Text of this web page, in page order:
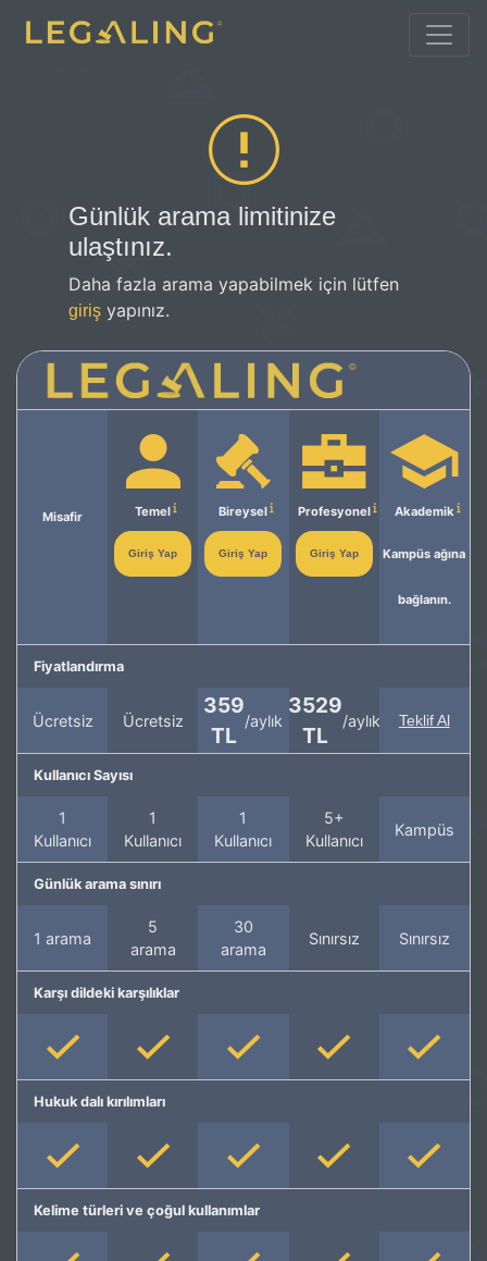
Günlük arama limitinize
ulaştınız.
Daha fazla arama yapabilmek için lütfen
giriş yapınız.
Misafir Temel
Giriş Yap
Bireysel
Giriş Yap
Profesyonel
Giriş Yap
Akademik
Kampüs ağına
bağlanın.
Fiyatlandırma
Ücretsiz Ücretsiz
359
TL
/aylık
3529
TL
/aylık Teklif Al
Kullanıcı Sayısı
1
Kullanıcı
1
Kullanıcı
1
Kullanıcı
5+
Kullanıcı
Kampüs
Günlük arama sınırı
1 arama
5
arama
30
arama
Sınırsız Sınırsız
Karşı dildeki karşılıklar
Hukuk dalı kırılımları
Kelime türleri ve çoğul kullanımlar